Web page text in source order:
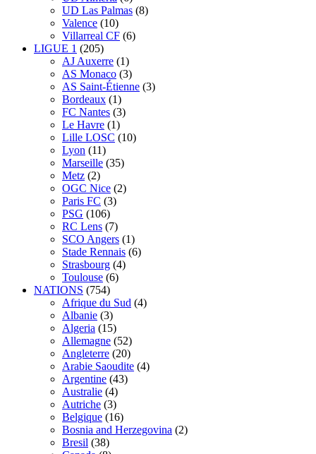
UD Las Palmas (8)
Valence (10)
Villarreal CF (6)
LIGUE 1 (205)
AJ Auxerre (1)
AS Monaco (3)
AS Saint-Étienne (3)
Bordeaux (1)
FC Nantes (3)
Le Havre (1)
Lille LOSC (10)
Lyon (11)
Marseille (35)
Metz (2)
OGC Nice (2)
Paris FC (3)
PSG (106)
RC Lens (7)
SCO Angers (1)
Stade Rennais (6)
Strasbourg (4)
Toulouse (6)
NATIONS (754)
Afrique du Sud (4)
Albanie (3)
Algeria (15)
Allemagne (52)
Angleterre (20)
Arabie Saoudite (4)
Argentine (43)
Australie (4)
Autriche (3)
Belgique (16)
Bosnia and Herzegovina (2)
Bresil (38)